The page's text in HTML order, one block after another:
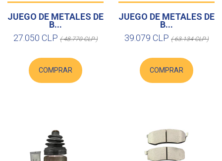
JUEGO DE METALES DE
B...
27.050 CLP ( 48.770 CLP )
COMPRAR
JUEGO DE METALES DE
B...
39.079 CLP ( 63.134 CLP )
COMPRAR